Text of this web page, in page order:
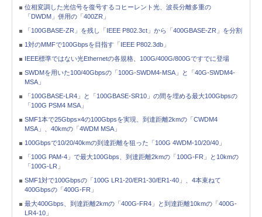
位相変調した光信号を復号するコヒーレント光、波長分離多重の
「DWDM」併用の「400ZR」
「100GBASE-ZR」を残し「IEEE P802.3ct」から「400GBASE-ZR」を分割
1対のMMFで100Gbpsを目指す「IEEE P802.3db」
IEEE標準ではない光Ethernetの各規格、100G/400G/800Gですでに登場
SWDMを用いた100/40Gbpsの「100G-SWDM4-MSA」と「40G-SWDM4-
MSA」
「100GBASE-LR4」と「100GBASE-SR10」の間を埋める最大100Gbpsの
「100G PSM4 MSA」
SMF1本で25Gbps×4の100Gbpsを実現、到達距離2kmの「CWDM4
MSA」、40kmの「4WDM MSA」
100Gbpsで10/20/40kmの到達距離を狙った「100G 4WDM-10/20/40」
「100G PAM-4」で最大100Gbps、到達距離2kmの「100G-FR」と10kmの
「100G-LR」
SMF1対で100Gbpsの「100G LR1-20/ER1-30/ER1-40」、4本束ねて
400Gbpsの「400G-FR」
最大400Gbps、到達距離2kmの「400G-FR4」と到達距離10kmの「400G-
LR4-10」